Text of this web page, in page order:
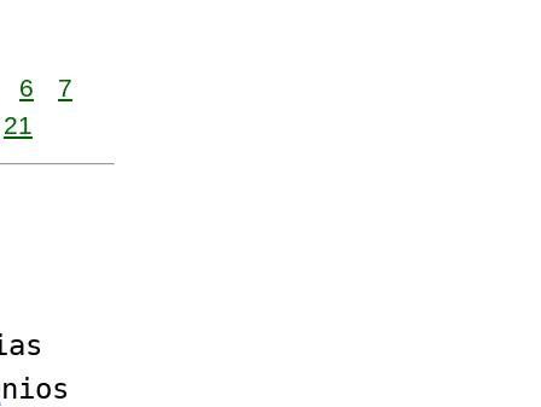
6
7
21
nios